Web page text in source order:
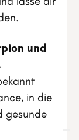
und
in die
gesunde